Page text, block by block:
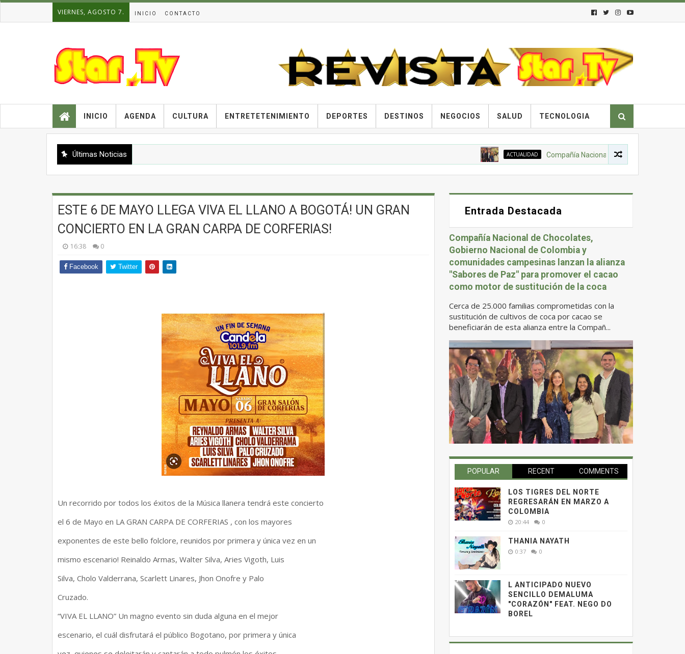
VIERNES, AGOSTO 7. INICIO CONTACTO
INICIO AGENDA CULTURA ENTRETETENIMIENTO DEPORTES DESTINOS NEGOCIOS SALUD TECNOLOGIA
Últimas Noticias ACTUALIDAD Compañía Nacional de Chocolates, Gobierno
ESTE 6 DE MAYO LLEGA VIVA EL LLANO A BOGOTÁ! UN GRAN
CONCIERTO EN LA GRAN CARPA DE CORFERIAS!
16:38 0
Facebook Twitter
Un recorrido por todos los éxitos de la Música llanera tendrá este concierto
el 6 de Mayo en LA GRAN CARPA DE CORFERIAS , con los mayores
exponentes de este bello folclore, reunidos por primera y única vez en un
mismo escenario! Reinaldo Armas, Walter Silva, Aries Vigoth, Luis
Silva, Cholo Valderrana, Scarlett Linares, Jhon Onofre y Palo
Cruzado.
“VIVA EL LLANO” Un magno evento sin duda alguna en el mejor
escenario, el cuál disfrutará el público Bogotano, por primera y única
Entrada Destacada
Compañía Nacional de Chocolates,
Gobierno Nacional de Colombia y
comunidades campesinas lanzan la alianza
"Sabores de Paz" para promover el cacao
como motor de sustitución de la coca
Cerca de 25.000 familias comprometidas con la
sustitución de cultivos de coca por cacao se
beneficiarán de esta alianza entre la Compañ...
POPULAR RECENT COMMENTS
LOS TIGRES DEL NORTE
REGRESARÁN EN MARZO A
COLOMBIA
20:44 0
THANIA NAYATH
0:37 0
L ANTICIPADO NUEVO
SENCILLO DEMALUMA
"CORAZÓN" FEAT. NEGO DO
BOREL